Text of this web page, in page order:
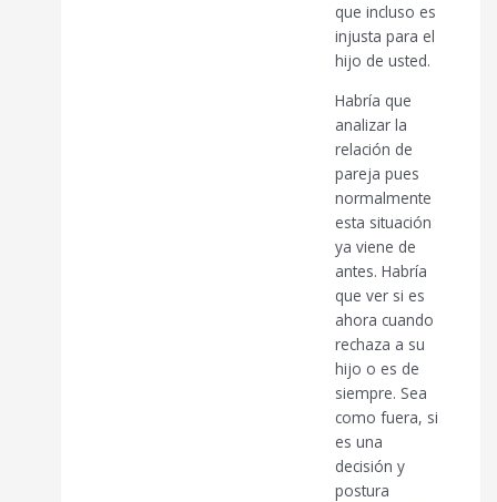
que incluso es
injusta para el
hijo de usted.
Habría que
analizar la
relación de
pareja pues
normalmente
esta situación
ya viene de
antes. Habría
que ver si es
ahora cuando
rechaza a su
hijo o es de
siempre. Sea
como fuera, si
es una
decisión y
postura